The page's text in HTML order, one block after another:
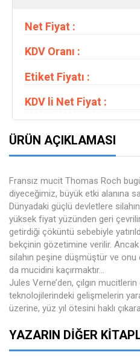
Net Fiyat :
KDV Oranı :
Etiket Fiyatı :
KDV li Net Fiyat :
ÜRÜN AÇIKLAMASI
Fransız mucit Thomas Roch
diyeceğimiz, büyük etki alanına
Dünyadaki güçlü devletlere
yüksek fiyat yüzünden geri çevrilir.
getirdiği çöküntü sebebiyle
bekçinin gözetimine verilir.
silahın peşine düşmüştür ve
da mucidini kaçırmaktır…
Jules Verne’den, çılgın
teknolojilerindeki gelişmelerin
üzerine, yüz yıl ötesini haklı
YAZARIN DIĞER